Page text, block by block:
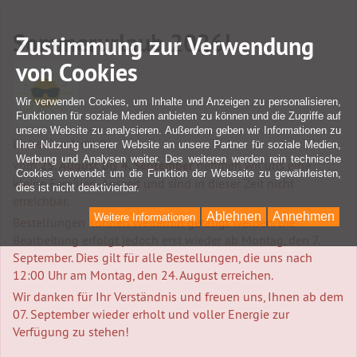
Sommerurlaub 2026!
Liebe Kundschaft,
vom25. August bis 4. Septembernehmen wir uns eine
kleine Familien-Auszeit und sind in dieser Zeit nicht
Bestellungen können weiterhin getätigt werden. Die
September. Dies gilt für alle Bestellungen, die uns nach
12:00 Uhr am Montag, den 24. August erreichen.
Wir danken für Ihr Verständnis und freuen uns, Ihnen ab dem
07. September wieder erholt und voller Energie zur
Verfügung zu stehen!
Zustimmung zur Verwendung
von Cookies
Wir verwenden Cookies, um Inhalte und Anzeigen zu personalisieren,
Funktionen für soziale Medien anbieten zu können und die Zugriffe auf
unsere Website zu analysieren. Außerdem geben wir Informationen zu
Ihrer Nutzung unserer Website an unsere Partner für soziale Medien,
Werbung und Analysen weiter. Des weiteren werden rein technische
Cookies verwendet um die Funktion der Webseite zu gewährleisten,
dies ist nicht deaktivierbar.
Annehmen
Ablehnen
Weitere Informationen